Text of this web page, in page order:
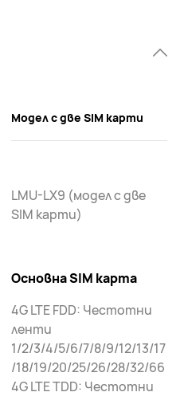
Модел с две SIM карти
LMU-LX9 (модел с две
SIM карти)
Основна SIM карта
4G LTE FDD: Честотни
ленти
1/2/3/4/5/6/7/8/9/12/13/17
/18/19/20/25/26/28/32/66
4G LTE TDD: Честотни